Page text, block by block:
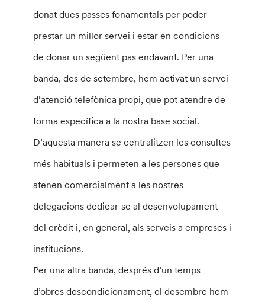
donat dues passes fonamentals per poder
prestar un millor servei i estar en condicions
de donar un següent pas endavant. Per una
banda, des de setembre, hem activat un servei
d’atenció telefònica propi, que pot atendre de
forma específica a la nostra base social.
D’aquesta manera se centralitzen les consultes
més habituals i permeten a les persones que
atenen comercialment a les nostres
delegacions dedicar-se al desenvolupament
del crèdit i, en general, als serveis a empreses i
institucions.
Per una altra banda, després d’un temps
d’obres descondicionament, el desembre hem